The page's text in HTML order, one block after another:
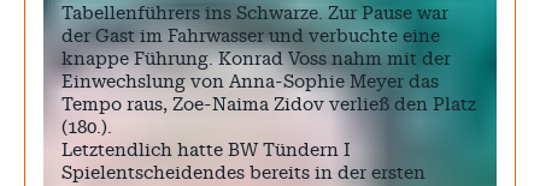
Tabellenführers ins Schwarze. Zur Pause war
der Gast im Fahrwasser und verbuchte eine
knappe Führung. Konrad Voss nahm mit der
Einwechslung von Anna-Sophie Meyer das
Tempo raus, Zoe-Naima Zidov verließ den Platz
(180.).
Letztendlich hatte BW Tündern I
Spielentscheidendes bereits in der ersten